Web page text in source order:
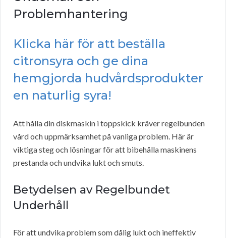
Problemhantering
Klicka här för att beställa
citronsyra och ge dina
hemgjorda hudvårdsprodukter
en naturlig syra!
Att hålla din diskmaskin i toppskick kräver regelbunden
vård och uppmärksamhet på vanliga problem. Här är
viktiga steg och lösningar för att bibehålla maskinens
prestanda och undvika lukt och smuts.
Betydelsen av Regelbundet
Underhåll
För att undvika problem som dålig lukt och ineffektiv